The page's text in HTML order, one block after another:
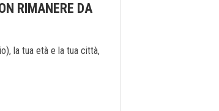
RIMANERE DA
la tua età e la tua città,